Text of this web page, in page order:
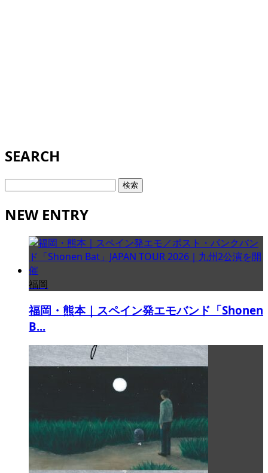
SEARCH
検
NEW ENTRY
福岡
福岡・熊本｜スペイン発エモバンド「Shonen
B...